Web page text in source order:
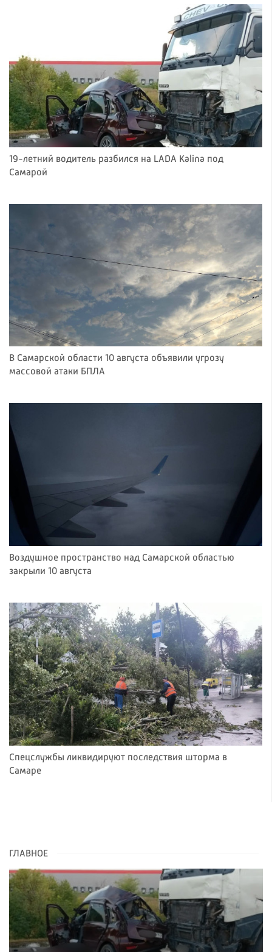
19-летний водитель разбился на LADA Kalina под
Самарой
В Самарской области 10 августа объявили угрозу
массовой атаки БПЛА
Воздушное пространство над Самарской областью
закрыли 10 августа
Спецслужбы ликвидируют последствия шторма в
Самаре
ГЛАВНОЕ